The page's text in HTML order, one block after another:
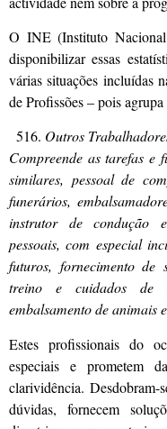
O INE (Instituto
disponibilizar essas
várias situações incluídas
de Profissões – pois
Outros
Compreende as tarefas e
similares, pessoal de
funerários,
instrutor de condução
pessoais, com especial
futuros, fornecimento de
treino e cuidados de
embalsamento de animais
Estes profissionais do
especiais e prometem
clarividência. Desdobram-
dúvidas, fornecem